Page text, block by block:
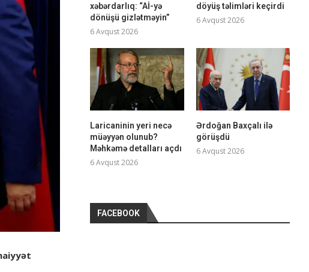
xəbərdarlıq: “Aİ-yə
dönüşü gizlətməyin”
6 Avqust 2026
döyüş təlimləri keçirdi
6 Avqust 2026
Laricaninin yeri necə
müəyyən olunub?
Məhkəmə detalları açdı
6 Avqust 2026
Ərdoğan Baxçalı ilə
görüşdü
6 Avqust 2026
FACEBOOK